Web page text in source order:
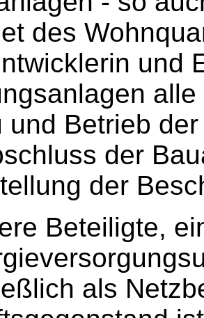
des
und
und Betrieb
der
der
Beteiligte,
als